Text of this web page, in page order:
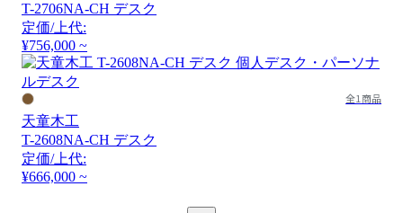
T-2706NA-CH デスク
定価/上代:
¥756,000 ~
全1商品
天童木工
T-2608NA-CH デスク
定価/上代:
¥666,000 ~